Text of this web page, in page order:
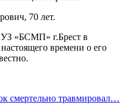
70 лет.
УЗ «БСМП» г.Брест в
времени о его
смертельно травмировал…